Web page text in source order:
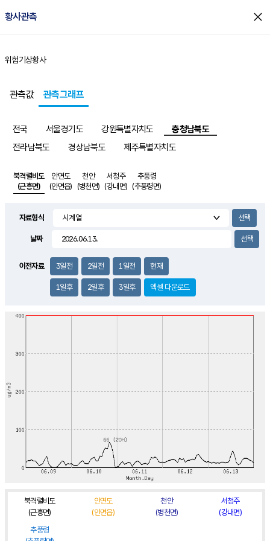
황사관측 close
홈
위험기상황사
관측값 관측그래프
전국 서울경기도 강원특별자치도
충청남북도
전라남북도
경상남북도 제주특별자치도
북격렬비도
(근흥면)
안면도
(안면읍)
천안
(병천면)
서청주
(강내면)
추풍령
(추풍령면)
자료형식
날짜
이전자료 3일전 2일전 1일전 현재
1일후 2일후 3일후 엑셀 다운로드
북격렬비도
(근흥면)
안면도
(안면읍)
천안
(병천면)
서청주
(강내면)
추풍령